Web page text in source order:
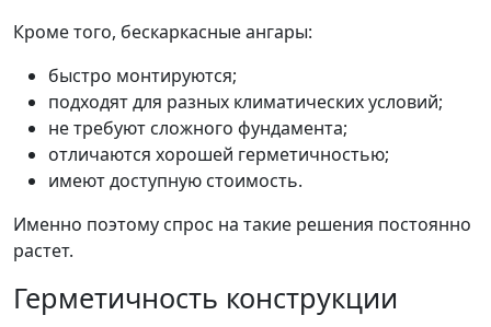
Кроме того, бескаркасные ангары:
быстро монтируются;
подходят для разных климатических условий;
не требуют сложного фундамента;
отличаются хорошей герметичностью;
имеют доступную стоимость.
Именно поэтому спрос на такие решения постоянно
растет.
Герметичность конструкции